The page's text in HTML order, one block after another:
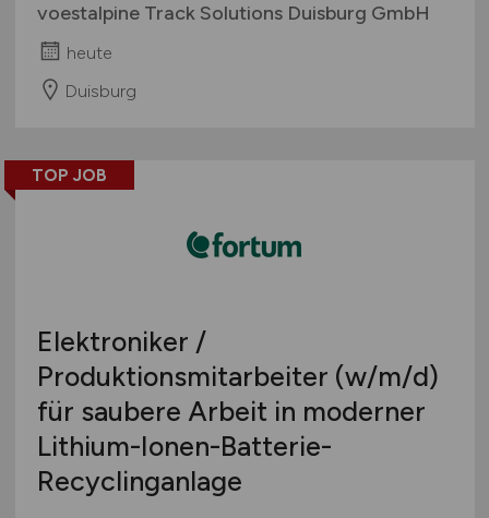
voestalpine Track Solutions Duisburg GmbH
heute
Duisburg
TOP JOB
Elektroniker /
Produktionsmitarbeiter (w/m/d)
für saubere Arbeit in moderner
Lithium-Ionen-Batterie-
Recyclinganlage